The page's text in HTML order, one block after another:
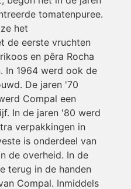
tomatenpuree.
het
de eerste vruchten
en pêra Rocha
In 1964 werd ook de
De jaren '70
Compal een
In de jaren '80 werd
verpakkingen in
is onderdeel van
de overheid. In de
terug in de handen
Compal. Inmiddels